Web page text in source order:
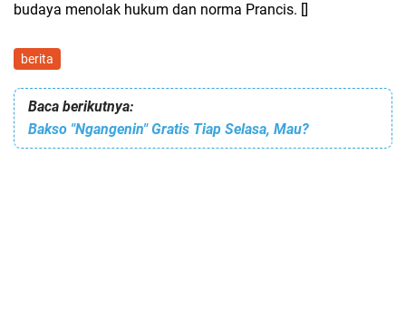
budaya menolak hukum dan norma Prancis. []
berita
Baca berikutnya:
Bakso "Ngangenin" Gratis Tiap Selasa, Mau?